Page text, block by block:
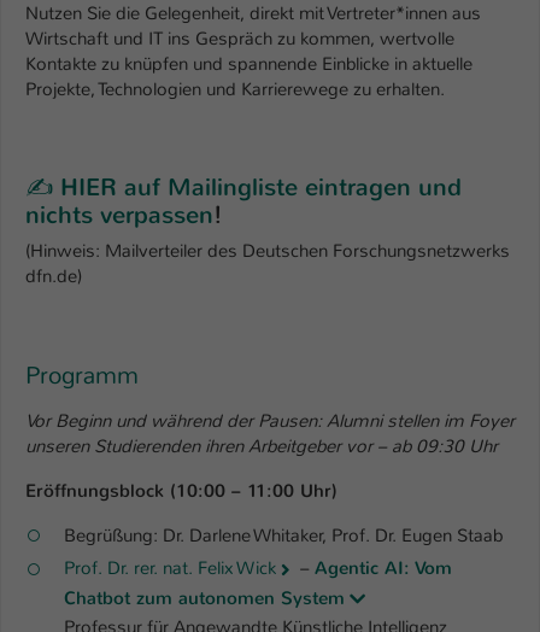
Nutzen Sie die Gelegenheit, direkt mit Vertreter*innen aus
Wirtschaft und IT ins Gespräch zu kommen, wertvolle
Kontakte zu knüpfen und spannende Einblicke in aktuelle
Projekte, Technologien und Karrierewege zu erhalten.
✍️ HIER auf Mailingliste eintragen und
nichts verpassen!
(Hinweis: Mailverteiler des Deutschen Forschungsnetzwerks
dfn.de)
Programm
Vor Beginn und während der Pausen: Alumni stellen im Foyer
unseren Studierenden ihren Arbeitgeber vor – ab 09:30 Uhr
Eröffnungsblock (10:00 – 11:00 Uhr)
Begrüßung: Dr. Darlene Whitaker, Prof. Dr. Eugen Staab
Prof. Dr. rer. nat. Felix Wick
– Agentic AI: Vom
Chatbot zum autonomen System